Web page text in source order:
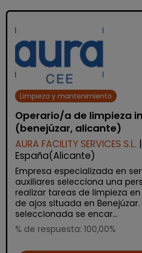
Limpieza y mantenimiento
Operario/a de limpieza
(benejúzar, alicante)
AURA FACILITY SERVICES S.L. |
España(Alicante)
Empresa especializada en
auxiliares selecciona una
realizar tareas de limpieza
de ajos situada en Benejúzar.
seleccionada se encar...
% de respuesta: 100,00%